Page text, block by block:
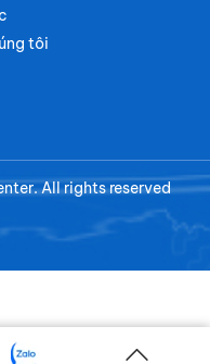
tôi
All rights reserved